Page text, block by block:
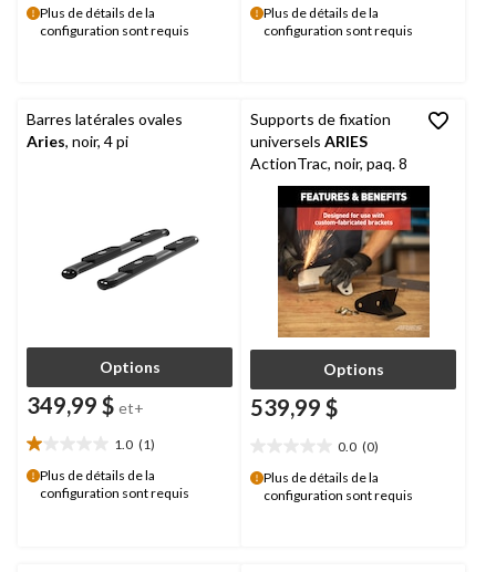
étoile(s)
sur
Plus de détails de la
configuration sont requis
étoile(s)
sur
Plus de détails de la
configuration sont requis
Barres latérales ovales
Aries, noir, 4 pi
Options
349,99 $ et+
1.0 (1)
1.0
étoile(s)
sur
Plus de détails de la
configuration sont requis
Supports de fixation
universels ARIES
ActionTrac, noir, paq. 8
Options
539,99 $
0.0 (0)
étoile(s)
sur
Plus de détails de la
configuration sont requis